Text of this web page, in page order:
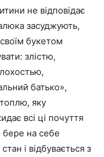
не відповідає
засуджують,
букетом
злістю,
батько»,
яку
всі ці почуття
на себе
і відбувається з